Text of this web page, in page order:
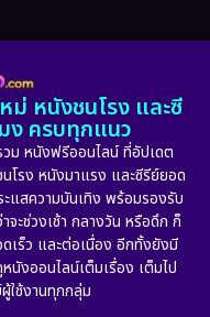
ม่ หนังชนโรง และซี
ง ครบทุกแนว
ม หนังฟรีออนไลน์ ที่อัปเดต
โรง หนังมาแรง และซีรีย์ยอด
แสความบันเทิง พร้อมรองรับ
จะช่วงเช้า กลางวัน หรือดึก ก็
เร็ว และต่อเนื่อง อีกทั้งยังมี
งออนไลน์เต็มเรื่อง เต็มไป
ใช้งานทุกกลุ่ม